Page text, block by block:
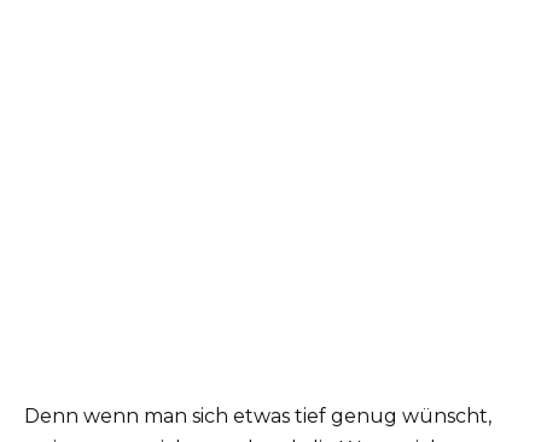
Denn wenn man sich etwas tief genug wünscht,